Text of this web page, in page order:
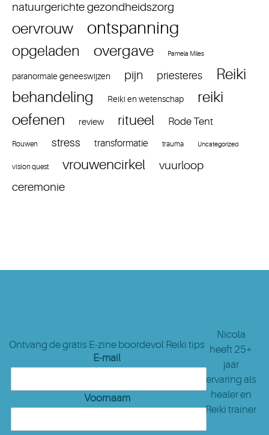
natuurgerichte gezondheidszorg
oervrouw ontspanning
opgeladen overgave Pamela Miles
paranormale geneeswijzen pijn priesteres
Reiki
behandeling
Reiki en wetenschap
reiki
oefenen
review ritueel Rode Tent
Rouwen stress transformatie trauma Uncategorized
vision quest vrouwencirkel
vuurloop
ceremonie
Ontvang de gratis E-zine boordevol Reiki tips
E-mail
Voornaam
Nicola
heeft 25+
jaar
ervaring als
healer en
Reiki trainer